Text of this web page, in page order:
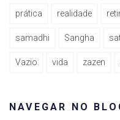
prática realidade
samadhi Sangha
Vazio vida zazen
NAVEGAR NO